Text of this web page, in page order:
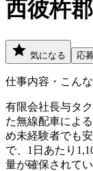
西彼杵
気になる 応
仕事内容・こん
有限会社長与タ
た無線配車によ
め未経験者でも
で、1日あたり
量が確保されて